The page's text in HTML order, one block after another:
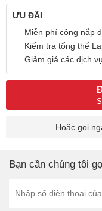
ƯU ĐÃI
Miễn phí công nắp
Kiểm tra tổng thể
Giảm giá các dịch
Hoặc gọi
Bạn cần chúng tôi